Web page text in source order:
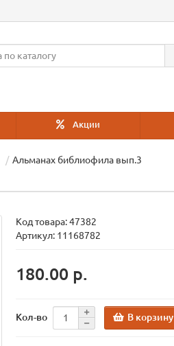
Акции
Альманах библиофила вып.3
Код товара:47382
Артикул: 11168782
180.00 р.
Кол-во В корзину